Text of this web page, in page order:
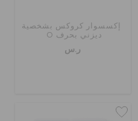
إكسسوار كروكس بشخصية
ديزني بحرف O
ر.س